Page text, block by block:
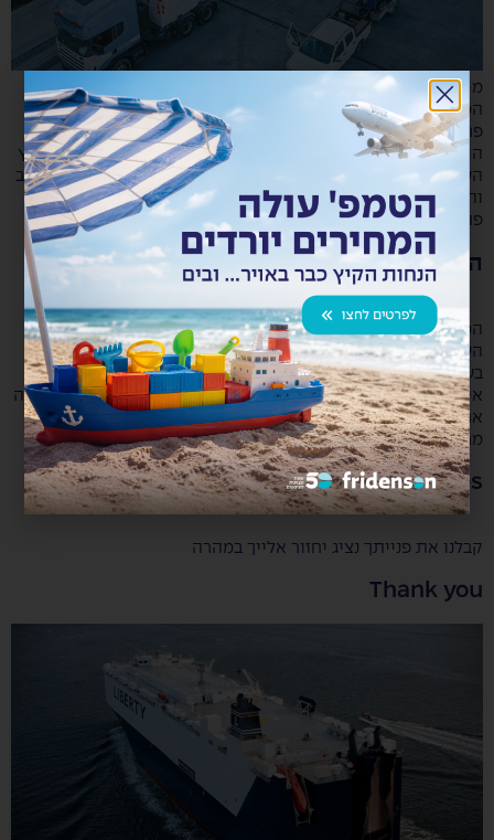
מ-400 גרם ועד 400 טון! מגוון שירותי שינוע ותובלה יבשתיים
המותאמים עבורך! העתקת מפעלים, פירוק והרכבת מכונות ביצוע
פרויקטים הנדסיים וציוד חריג הובלת מכולות מב"ש, הנגב והערבה
הובלת מכולות מחיפה פתרונות הנפה משלוחים חלקיים בכל הארץ
העתקת מפעלים, פירוק והרכבת מכונות הובלת מכולות מב"ש, הנגב
והערבה הובלת מכולות מחיפה משלוחים חלקיים בכל הארץ
פתרונות הנפה […]
המטען חלקי, השירות מלא – עמילות מכס!
המטען חלקי, השירות מלא! ייבוא ויצוא מטענים חלקיים LCL מכל
העולם ועד אליכם למפעל! מרכזי איסוף בכל הנמלים העיקריים
בעולם מחיר אטרקטיבי במיוחד מהיעדים: טורקיה / גרמניה /
איטליה הפצה Door to Door בייבוא וייצוא שירותים נוספים הובלה
אחסנה שירותי ספנות לשיחה עם נציג/ת שירות ולקבלת הצעת
מחיר אטרקטיבית או התקשר 03-6503417
Thank you – Shipping Services
קבלנו את פנייתך נציג יחזור אלייך במהרה
Thank you